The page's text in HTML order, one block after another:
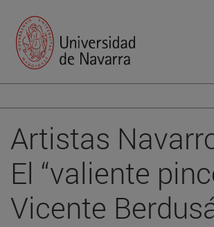
Artistas
El “valiente
Vicente